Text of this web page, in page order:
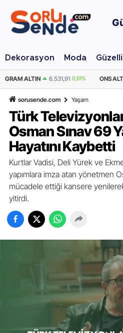
Dekorasyon Moda
ONS ALTIN / USD 4.258,70 0,44%
sorusende.com Yaşam
Türk
Osman Sınav 69
Hayatını Kaybetti
Kurtlar Vadisi, Deli Yürek ve
yapımlara imza atan yönetmen
mücadele ettiği kansere
yitirdi.